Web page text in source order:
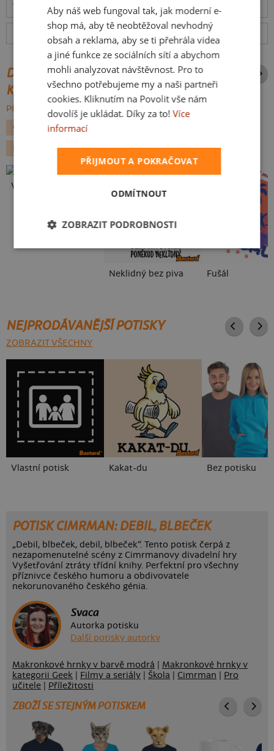
Tabulka velikostí: Jakou vybrat? rozměry
4.69
DALŠÍ POTISKY ZE STEJNÉ
KATEGORIE
PROCHÁZET VŠE:
GEEK
FILMY A SERIÁLY
PRO UČITELE
PŘÍLEŽITOSTI
Vlastní potisk
Neklidný bez piva Fušál
NEJPRODÁVANĚJŠÍ POTISKY
ZOBRAZIT VŠECHNY
Vlastní potisk Kakat-du Bez potisku
POTISK CIMRMAN: DEBIL, BLBEČEK
„Debil, blbeček, debil, blbeček“. Tento potisk čerpá z
nezapomenutelné scény z Cimrmanovy divadelní hry
Vyšetřování ztráty třídní knihy. Perfektní pro všechny
příznivce českého humoru a obdivovatele
nekorunovaného českého génia.
Svaca
Autorka potisku
Další potisky autorky
Makronkové hrnky v barvě modrá
Makronkové hrnky v
kategorii Geek
Filmy a seriály Škola Cimrman
Pro
učitele
Příležitosti
ZBOŽÍ SE STEJNÝM POTISKEM
SLOVAK
Aby náš web fungoval tak, jak moderní e-
shop má, aby tě neobtěžoval nevhodný
obsah a reklama, aby se ti přehrála videa
a jiné funkce ze sociálních sítí a abychom
mohli analyzovat návštěvnost. Pro to
všechno potřebujeme my a naši partneři
cookies. Kliknutím na Povolit vše nám
dovolíš je ukládat. Díky za to! Více
informací
PŘIJMOUT A POKRAČOVAT
ODMÍTNOUT
ZOBRAZIT PODROBNOSTI